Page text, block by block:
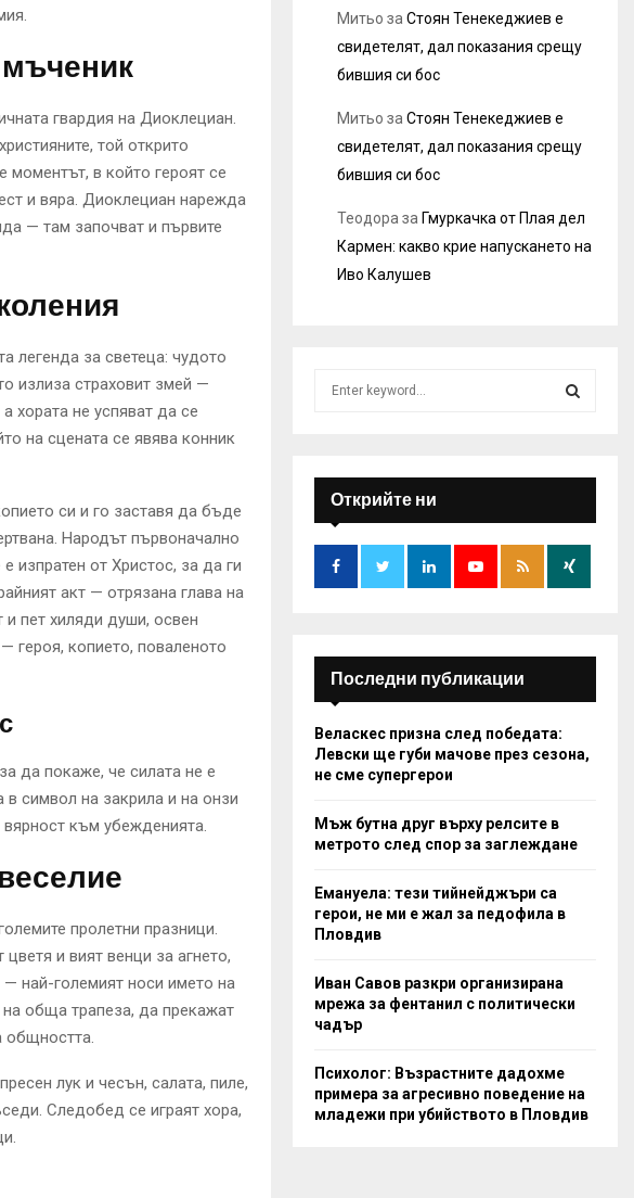
гвардия на Диоклециан.
той открито
моментът, в който героят се
и вяра. Диоклециан нарежда
— там започват и първите
легенда за светеца: чудото
излиза страховит змей —
хората не успяват да се
на сцената се явява конник
си и го заставя да бъде
Народът първоначално
изпратен от Христос, за да ги
акт — отрязана глава на
пет хиляди души, освен
героя, копието, поваленото
да покаже, че силата не е
символ на закрила и на онзи
към убежденията.
пролетни празници.
и вият венци за агнето,
най-големият носи името на
обща трапеза, да прекажат
общността.
лук и чесън, салата, пиле,
Следобед се играят хора,
Митьо за Стоян Тенекеджиев е
свидетелят, дал показания срещу
бившия си бос
Митьо за Стоян Тенекеджиев е
свидетелят, дал показания срещу
бившия си бос
Теодора за Гмуркачка от Плая дел
Кармен: какво крие напускането на
Иво Калушев
:
E
A
R
Открийте ни
Последни публикации
Веласкес призна след победата:
Левски ще губи мачове през сезона,
не сме супергерои
Мъж бутна друг върху релсите в
метрото след спор за заглеждане
Емануела: тези тийнейджъри са
герои, не ми е жал за педофила в
Пловдив
Иван Савов разкри организирана
мрежа за фентанил с политически
чадър
Психолог: Възрастните дадохме
примера за агресивно поведение на
младежи при убийството в Пловдив